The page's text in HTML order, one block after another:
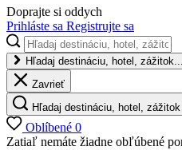
Doprajte si oddych
Prihláste sa Registrujte sa
Hľadaj destináciu, hotel, zážitok...
Zavrieť
Hľadaj destináciu, hotel, zážitok
Oblíbené 0
Zatiaľ nemáte žiadne obľúbené